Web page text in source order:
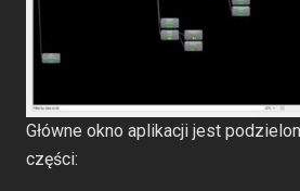
Główne okno aplikacji jest
części: